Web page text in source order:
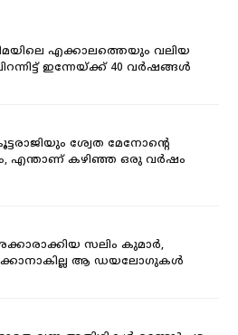
എക്കാലത്തെയും വലിയ
ഇന്നേയ്ക്ക് 40 വർഷങ്ങൾ
ശ്വേത മേനോന്റെ
എന്താണ് കഴിഞ്ഞ ഒരു വർഷം
സലിം കുമാർ,
ആ ഡയലോഗുകൾ